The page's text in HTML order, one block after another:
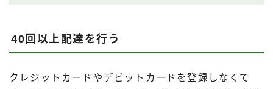
40回以上配達を行う
クレジットカードやデビットカードを登録しなくて